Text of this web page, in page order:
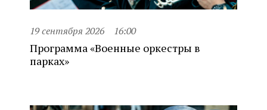
19 сентября 2026 16:00
Программа «Военные оркестры в
парках»